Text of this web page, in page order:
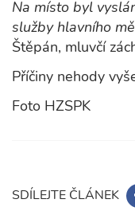
Na místo byl
služby hlavního
Štěpán, mluvčí
Příčiny nehody
Foto HZSPK
SDÍLEJTE ČLÁNEK